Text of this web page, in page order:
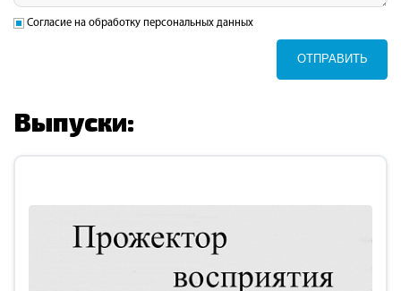
Согласие на обработку персональных данных
ОТПРАВИТЬ
Выпуски: